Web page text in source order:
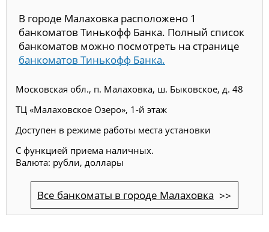
В городе Малаховка расположено 1
банкоматов Тинькофф Банка. Полный список
банкоматов можно посмотреть на странице
банкоматов Тинькофф Банка.
Московская обл., п. Малаховка, ш. Быковское, д. 48
ТЦ «Малаховское Озеро», 1-й этаж
Доступен в режиме работы места установки
С функцией приема наличных.
Валюта: рубли, доллары
Все банкоматы в городе Малаховка